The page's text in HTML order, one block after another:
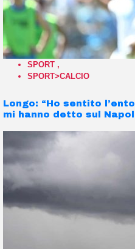
SPORT ,
SPORT>CALCIO
Longo: “Ho sentito
mi hanno detto sul